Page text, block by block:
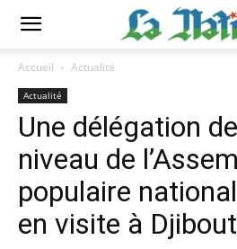
Accueil Actualité
Actualité
Une délégation
niveau de
populaire
en visite à